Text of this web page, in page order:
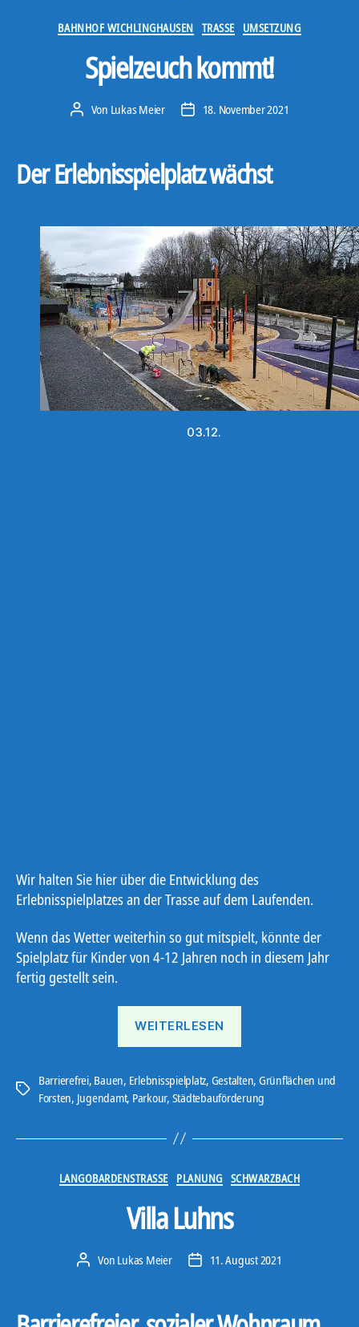
Kategorien
BAHNHOF WICHLINGHAUSEN TRASSE UMSETZUNG
Spielzeuch kommt!
Beitragsautor
Von Lukas Meier Veröffentlichungsdatum
18. November 2021
Der Erlebnisspielplatz wächst
03.12.
Wir halten Sie hier über die Entwicklung des
Erlebnisspielplatzes an der Trasse auf dem Laufenden.
Wenn das Wetter weiterhin so gut mitspielt, könnte der
Spielplatz für Kinder von 4-12 Jahren noch in diesem Jahr
fertig gestellt sein.
WEITERLESEN
Schlagwörter
Barrierefrei, Bauen, Erlebnisspielplatz, Gestalten, Grünflächen und
Forsten, Jugendamt, Parkour, Städtebauförderung
Kategorien
LANGOBARDENSTRASSE PLANUNG SCHWARZBACH
Villa Luhns
Beitragsautor
Von Lukas Meier Veröffentlichungsdatum
11. August 2021